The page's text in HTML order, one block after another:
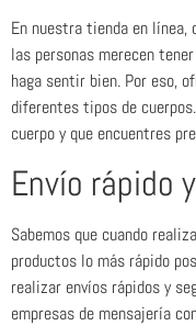
En nuestra tienda en línea,
las personas merecen
haga sentir bien. Por eso,
diferentes tipos de
cuerpo y que encuentres
Envío rápido
Sabemos que cuando
productos lo más rápido
realizar envíos rápidos y
empresas de mensajería